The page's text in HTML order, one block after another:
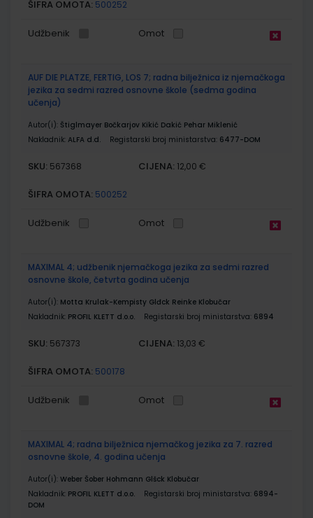
ŠIFRA OMOTA: 500252
Udžbenik Omot
AUF DIE PLATZE, FERTIG, LOS 7; radna bilježnica iz njemačkoga
jezika za sedmi razred osnovne škole (sedma godina
učenja)
Autor(i): Štiglmayer Bočkarjov Kikić Dakić Pehar Miklenić
Nakladnik: ALFA d.d. Registarski broj ministarstva: 6477-DOM
SKU: 567368 CIJENA: 12,00 €
ŠIFRA OMOTA: 500252
Udžbenik Omot
MAXIMAL 4; udžbenik njemačkoga jezika za sedmi razred
osnovne škole, četvrta godina učenja
Autor(i): Motta Krulak-Kempisty Glđck Reinke Klobučar
Nakladnik: PROFIL KLETT d.o.o. Registarski broj ministarstva: 6894
SKU: 567373 CIJENA: 13,03 €
ŠIFRA OMOTA: 500178
Udžbenik Omot
MAXIMAL 4; radna bilježnica njemačkog jezika za 7. razred
osnovne škole, 4. godina učenja
Autor(i): Weber Šober Hohmann Glšck Klobučar
Nakladnik: PROFIL KLETT d.o.o. Registarski broj ministarstva: 6894-
DOM